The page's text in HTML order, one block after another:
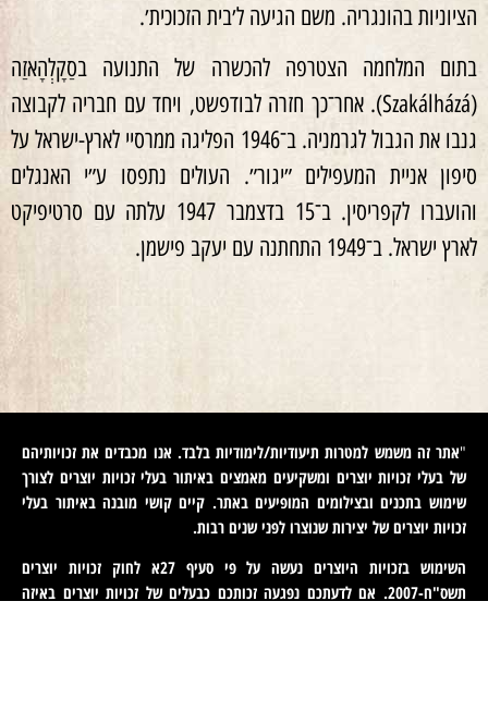
הציוניות בהונגריה. משם הגיעה ל׳בית הזכוכית׳.
בתום המלחמה הצטרפה להכשרה של התנועה בסַקָלְהָאזַה
(Szakálházá). אחר־כך חזרה לבודפשט, ויחד עם חבריה לקבוצה
גנבו את הגבול לגרמניה. ב־1946 הפליגה ממרסיי לארץ-ישראל על
סיפון אניית המעפילים ״יגור״. העולים נתפסו ע״י האנגלים
והועברו לקפריסין. ב־15 בדצמבר 1947 עלתה עם סרטיפיקט
לארץ ישראל. ב־1949 התחתנה עם יעקב פישמן.
"אתר זה משמש למטרות תיעודיות/לימודיות בלבד. אנו מכבדים את זכויותיהם
של בעלי זכויות יוצרים ומשקיעים מאמצים באיתור בעלי זכויות יוצרים לצורך
שימוש בתכנים ובצילומים המופיעים באתר. קיים קושי מובנה באיתור בעלי
זכויות יוצרים של יצירות שנוצרו לפני שנים רבות.
השימוש בזכויות היוצרים נעשה על פי סעיף 27א לחוק זכויות יוצרים
תשס"ח-2007. אם לדעתכם נפגעה זכותכם כבעלים של זכויות יוצרים באיזה